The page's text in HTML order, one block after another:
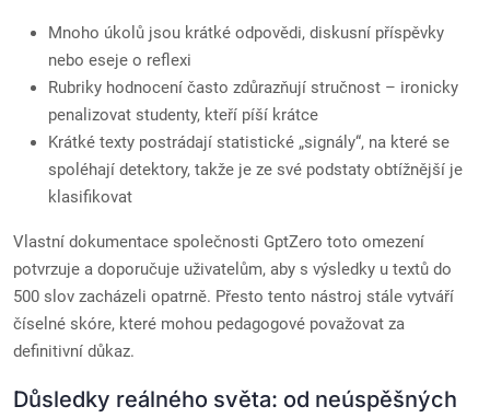
Mnoho úkolů jsou krátké odpovědi, diskusní příspěvky
nebo eseje o reflexi
Rubriky hodnocení často zdůrazňují stručnost – ironicky
penalizovat studenty, kteří píší krátce
Krátké texty postrádají statistické „signály“, na které se
spoléhají detektory, takže je ze své podstaty obtížnější je
klasifikovat
Vlastní dokumentace společnosti GptZero toto omezení
potvrzuje a doporučuje uživatelům, aby s výsledky u textů do
500 slov zacházeli opatrně. Přesto tento nástroj stále vytváří
číselné skóre, které mohou pedagogové považovat za
definitivní důkaz.
Důsledky reálného světa: od neúspěšných